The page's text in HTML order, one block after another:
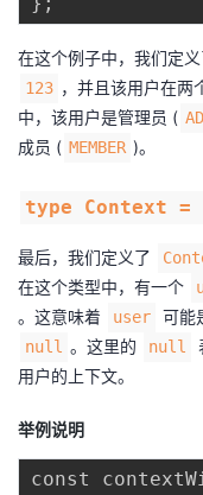
在这个例子中，我们定
123 ，并且该用户在两
中，该用户是管理员 (
成员 ( MEMBER )。
type Context
最后，我们定义了
在这个类型中，有一个
。这意味着 user 可能
null 。这里的 null
用户的上下文。
举例说明
const